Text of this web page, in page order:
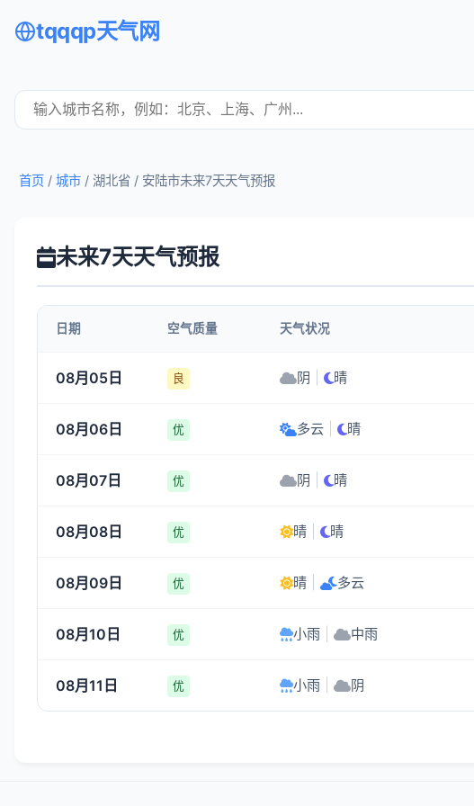
tqqqp天气网
首页 / 城市 / 湖北省 / 安陆市未来7天天气预报
未来7天天气预报
日期 空气质量 天气状况
08月05日 良 阴 晴
08月06日 优 多云 晴
08月07日 优 阴 晴
08月08日 优 晴 晴
08月09日 优 晴 多云
08月10日 优 小雨 中雨
08月11日 优 小雨 阴